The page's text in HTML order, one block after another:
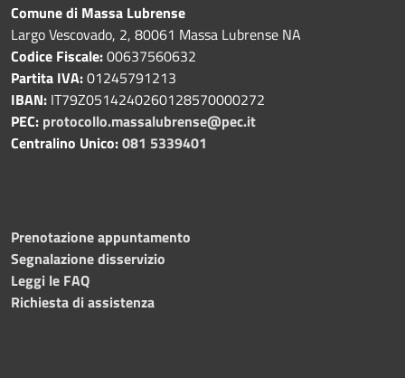
Comune di Massa Lubrense
Largo Vescovado, 2, 80061 Massa Lubrense NA
Codice Fiscale:00637560632
Partita IVA:01245791213
IBAN: IT79Z0514240260128570000272
PEC: protocollo.massalubrense@pec.it
Centralino Unico:081 5339401
Prenotazione appuntamento
Segnalazione disservizio
Leggi le FAQ
Richiesta di assistenza